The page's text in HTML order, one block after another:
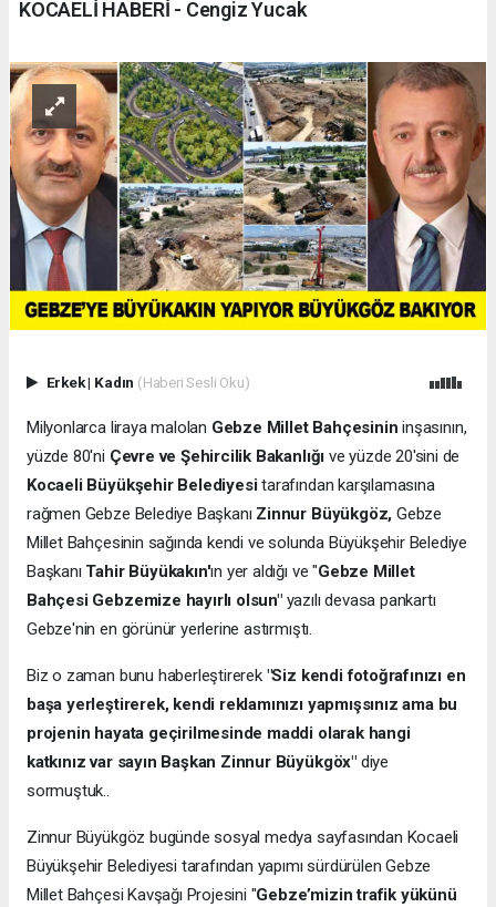
KOCAELİ HABERİ - Cengiz Yucak
Erkek| Kadın (Haberi Sesli Oku)
Milyonlarca liraya malolan Gebze Millet Bahçesinin inşasının,
yüzde 80'ni Çevre ve Şehircilik Bakanlığı ve yüzde 20'sini de
Kocaeli Büyükşehir Belediyesitarafından karşılamasına
rağmen Gebze Belediye Başkanı Zinnur Büyükgöz, Gebze
Millet Bahçesinin sağında kendi ve solunda Büyükşehir Belediye
Başkanı Tahir Büyükakın'ın yer aldığı ve "Gebze Millet
Bahçesi Gebzemize hayırlı olsun"yazılı devasa pankartı
Gebze'nin en görünür yerlerine astırmıştı.
Biz o zaman bunu haberleştirerek "Siz kendi fotoğrafınızı en
başa yerleştirerek, kendi reklamınızı yapmışsınız ama bu
projenin hayata geçirilmesinde maddi olarak hangi
katkınız var sayın Başkan Zinnur Büyükgöx" diye
sormuştuk..
Zinnur Büyükgöz bugünde sosyal medya sayfasından Kocaeli
Büyükşehir Belediyesi tarafından yapımı sürdürülen Gebze
Millet Bahçesi Kavşağı Projesini "Gebze’mizin trafik yükünü